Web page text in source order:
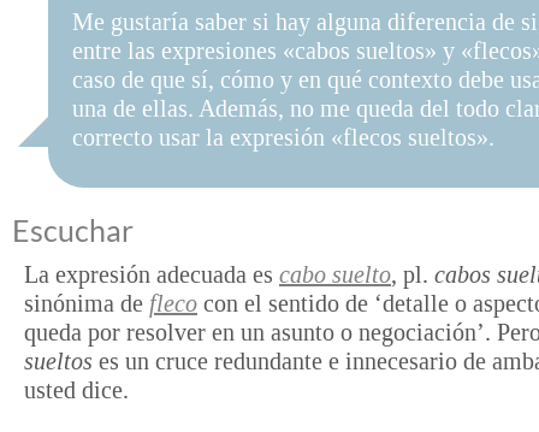
el buen uso del español en los medios de
Internet.
Me gustaría saber si hay alguna diferencia de
entre las expresiones «cabos sueltos» y
caso de que sí, cómo y en qué contexto debe
una de ellas. Además, no me queda del todo
correcto usar la expresión «flecos sueltos».
Escuchar
La expresión adecuada es cabo suelto, pl. cabos
sinónima de fleco con el sentido de ‘detalle o
queda por resolver en un asunto o negociación’.
sueltos es un cruce redundante e innecesario de
usted dice.